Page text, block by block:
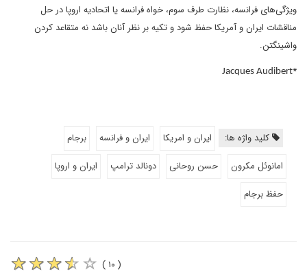
ویژگی‌های فرانسه، نظارت طرف سوم، خواه فرانسه یا اتحادیه اروپا در حل
مناقشات ایران و آمریکا حفظ شود و تکیه بر نظر آنان باشد نه متقاعد کردن
واشینگتن.
*
Jacques Audibert
کلید واژه ها: ایران و امریکا ایران و فرانسه
برجام
امانوئل مکرون
حسن روحانی دونالد ترامپ
ایران و اروپا
حفظ برجام
( ۱۰ )